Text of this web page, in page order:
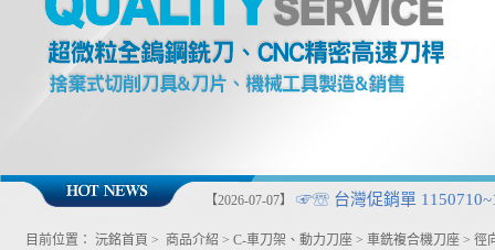
【2026-07-07】 ☞☏ 台灣促銷單
目前位置： 沅銘首頁 > 商品介紹 > C-車刀架、動力刀座 > 車銑複合機刀座 > 徑